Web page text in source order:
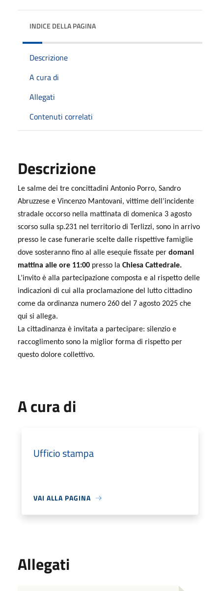
INDICE DELLA PAGINA
Descrizione
A cura di
Allegati
Contenuti correlati
Descrizione
Le salme dei tre concittadini Antonio Porro, Sandro
Abruzzese e Vincenzo Mantovani, vittime dell’incidente
stradale occorso nella mattinata di domenica 3 agosto
scorso sulla sp.231 nel territorio di Terlizzi, sono in arrivo
presso le case funerarie scelte dalle rispettive famiglie
dove sosteranno fino al alle esequie fissate per domani
mattina alle ore 11:00 presso la Chiesa Cattedrale.
L’invito è alla partecipazione composta e al rispetto delle
indicazioni di cui alla proclamazione del lutto cittadino
come da ordinanza numero 260 del 7 agosto 2025 che
qui si allega.
La cittadinanza è invitata a partecipare: silenzio e
raccoglimento sono la miglior forma di rispetto per
questo dolore collettivo.
A cura di
Ufficio stampa
VAI ALLA PAGINA
Allegati